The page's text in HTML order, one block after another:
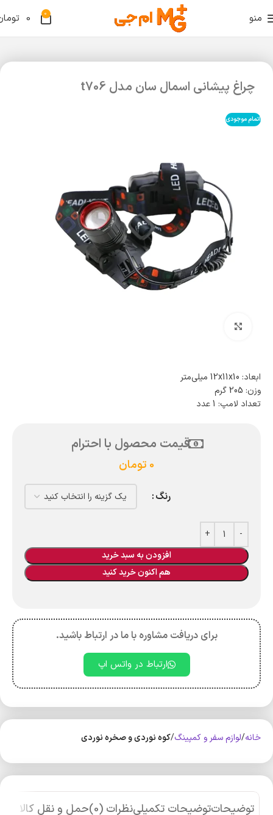
منو 0
0
چراغ پیشانی اسمال سان مدل t706
اتمام موجودی
ابعاد: 12x11x10 میلی‌متر
وزن: 205 گرم
تعداد لامپ: 1 عدد
قیمت محصول با احترام
0 تومان
رنگ
افزودن به سبد خرید
هم اکنون خرید کنید
برای دریافت مشاوره با ما در ارتباط باشید.
ارتباط در واتس اپ
خانه لوازم سفر و کمپینگ کوه‌ نوردی و صخره نوردی
توضیحاتتوضیحات تکمیلینظرات (0) حمل و نقل کالا